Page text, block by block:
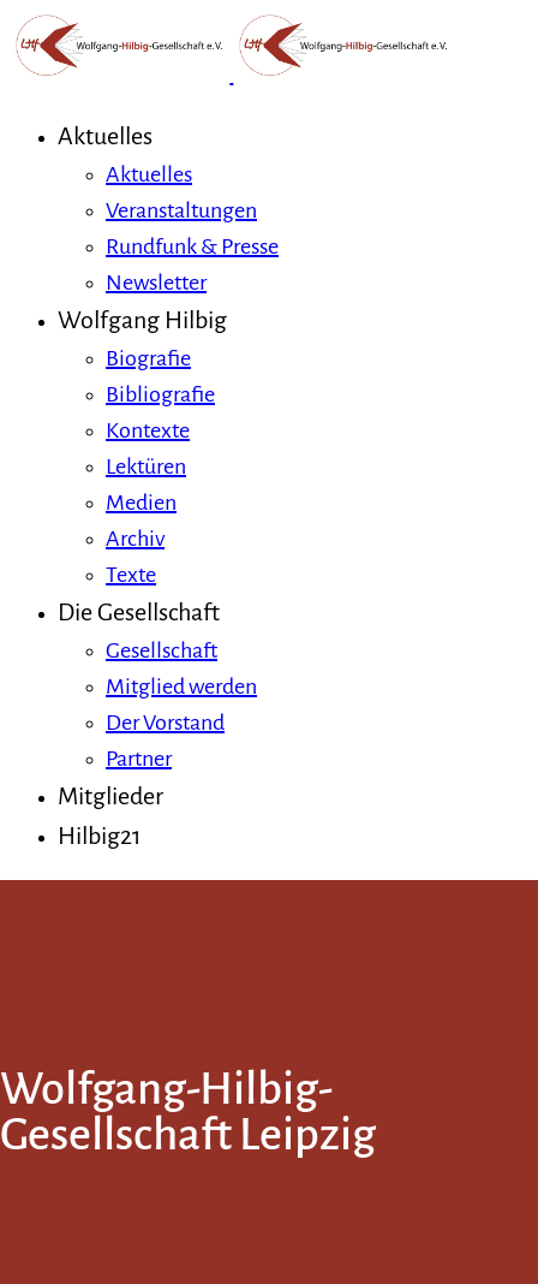
Aktuelles
Aktuelles
Veranstaltungen
Rundfunk & Presse
Newsletter
Wolfgang Hilbig
Biografie
Bibliografie
Kontexte
Lektüren
Medien
Archiv
Texte
Die Gesellschaft
Gesellschaft
Mitglied werden
Der Vorstand
Partner
Mitglieder
Hilbig21
Wolfgang-Hilbig-
Gesellschaft Leipzig